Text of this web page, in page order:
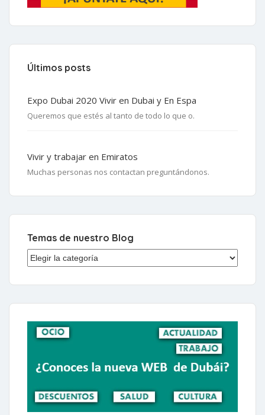
Últimos posts
Expo Dubai 2020 Vivir en Dubai y En Espa
Queremos que estés al tanto de todo lo que o.
Vivir y trabajar en Emiratos
Muchas personas nos contactan preguntándonos.
Temas de nuestro Blog
Temas de nuestro Blog